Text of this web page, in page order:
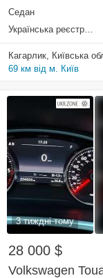
Седан
Українська реєстрація
Кагарлик, Київська
69 км від м. Київ
3 тиждні тому
28 000 $
Volkswagen